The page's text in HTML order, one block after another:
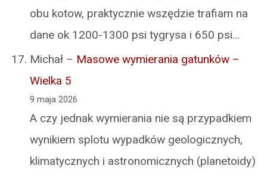
obu kotow, praktycznie wszędzie trafiam na
dane ok 1200-1300 psi tygrysa i 650 psi…
Michał – Masowe wymierania gatunków –
Wielka 5
9 maja 2026
A czy jednak wymierania nie są przypadkiem
wynikiem splotu wypadków geologicznych,
klimatycznych i astronomicznych (planetoidy)